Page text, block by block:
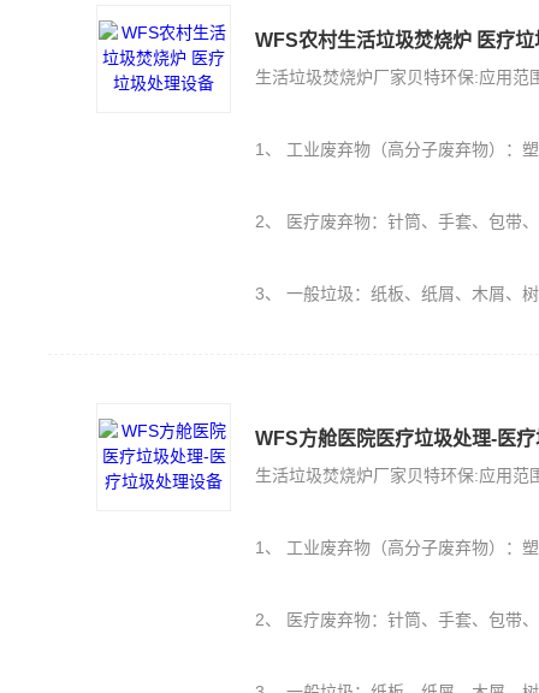
WFS农村生活垃圾焚烧炉 医疗
生活垃圾焚烧炉厂家贝特环保:应用范
1、 工业废弃物（高分子废弃物）：塑料PE、PU、橡胶（轮胎）、保丽
2、 医疗废弃物：针筒、手套、包带
3、 一般垃圾：纸板、纸屑、木屑、
WFS方舱医院医疗垃圾处理-医
生活垃圾焚烧炉厂家贝特环保:应用范
1、 工业废弃物（高分子废弃物）：塑料PE、PU、橡胶（轮胎）、保丽
2、 医疗废弃物：针筒、手套、包带